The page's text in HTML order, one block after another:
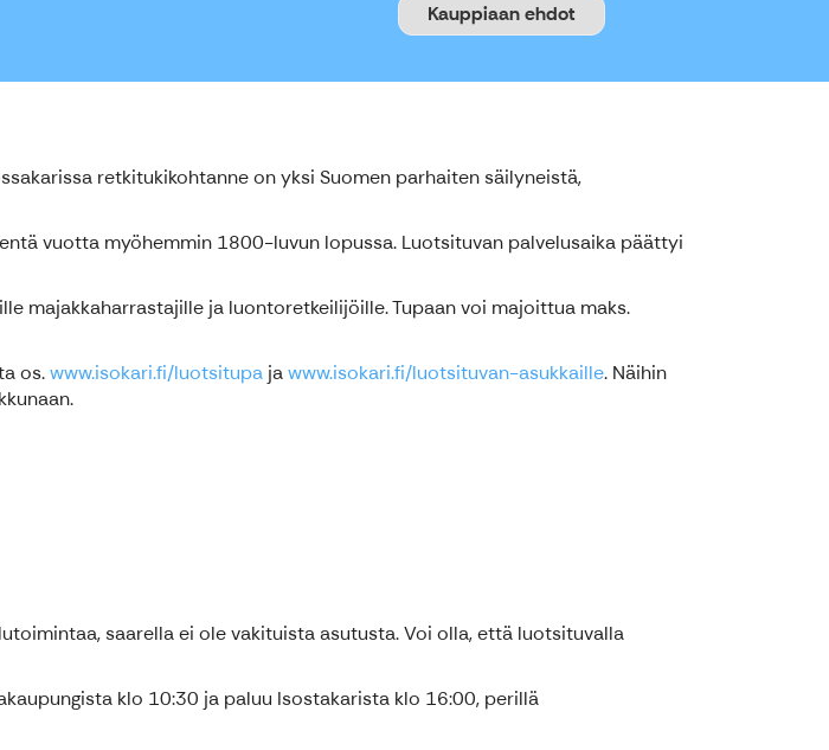
Kauppiaan ehdot
retkitukikohtanne on yksi Suomen parhaiten säilyneistä,
vuotta myöhemmin 1800-luvun lopussa. Luotsituvan palvelusaika päättyi
majakkaharrastajille ja luontoretkeilijöille. Tupaan voi majoittua maks.
os.www.isokari.fi/luotsitupa jawww.isokari.fi/luotsituvan-asukkaille. Näihin
saarella ei ole vakituista asutusta. Voi olla, että luotsituvalla
klo 10:30 ja paluu Isostakarista klo 16:00, perillä